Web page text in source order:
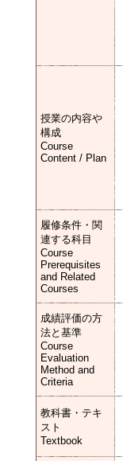
授業の内容や
構成
Course
Content / Plan
履修条件・関
連する科目
Course
Prerequisites
and Related
Courses
成績評価の方
法と基準
Course
Evaluation
Method and
Criteria
教科書・テキ
スト
Textbook